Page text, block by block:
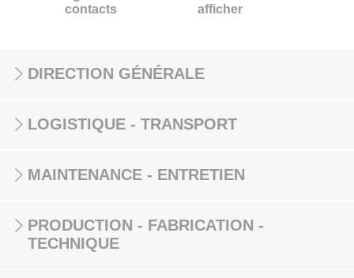
contacts
afficher
DIRECTION GÉNÉRALE
LOGISTIQUE - TRANSPORT
MAINTENANCE - ENTRETIEN
PRODUCTION - FABRICATION -
TECHNIQUE